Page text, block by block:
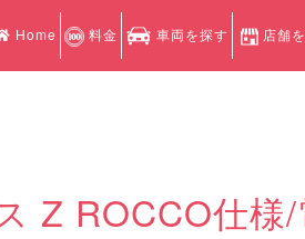
Home 料金 車両を探す 店舗
Z ROCCO仕様